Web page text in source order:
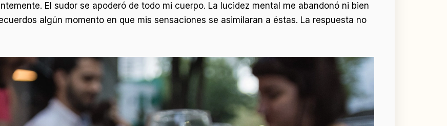
El sudor se apoderó de todo mi cuerpo. La lucidez mental me abandonó ni bien
algún momento en que mis sensaciones se asimilaran a éstas. La respuesta no